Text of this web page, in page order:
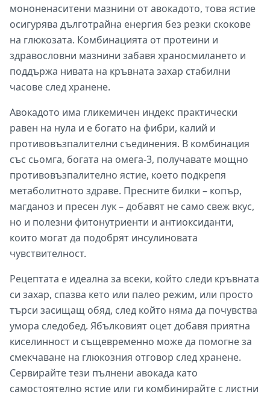
мононенаситени мазнини от авокадото, това ястие
осигурява дълготрайна енергия без резки скокове
на глюкозата. Комбинацията от протеини и
здравословни мазнини забавя храносмилането и
поддържа нивата на кръвната захар стабилни
часове след хранене.
Авокадото има гликемичен индекс практически
равен на нула и е богато на фибри, калий и
противовъзпалителни съединения. В комбинация
със сьомга, богата на омега-3, получавате мощно
противовъзпалително ястие, което подкрепя
метаболитното здраве. Пресните билки – копър,
магданоз и пресен лук – добавят не само свеж вкус,
но и полезни фитонутриенти и антиоксиданти,
които могат да подобрят инсулиновата
чувствителност.
Рецептата е идеална за всеки, който следи кръвната
си захар, спазва кето или палео режим, или просто
търси засищащ обяд, след който няма да почувства
умора следобед. Ябълковият оцет добавя приятна
киселинност и същевременно може да помогне за
смекчаване на глюкозния отговор след хранене.
Сервирайте тези пълнени авокада като
самостоятелно ястие или ги комбинирайте с листни